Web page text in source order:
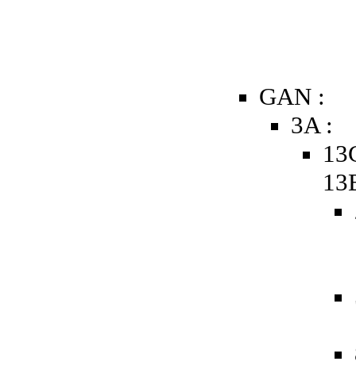
GAN :
3A :